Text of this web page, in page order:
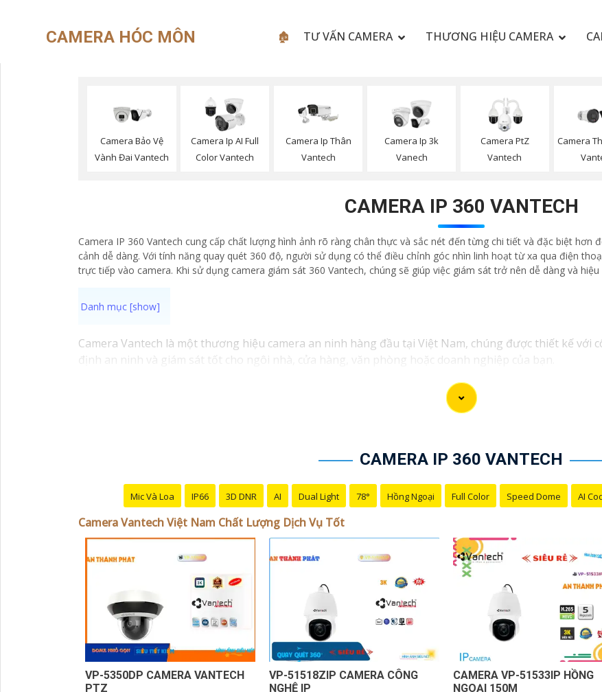
CAMERA HÓC MÔN 🏚 TƯ VẤN CAMERA THƯƠNG HIỆU CAMERA
Camera Bảo Vệ
Vành Đai Vantech
Camera Ip AI Full
Color Vantech
Camera Ip Thân
Vantech
Camera Ip 3k
Vanech
Camera PtZ
Vantech
Camera
CAMERA IP 360 VANTECH
Camera IP 360 Vantech cung cấp chất lượng hình ảnh rõ ràng chân thực và sắc nét đến từng chi tiết và đặc biệt hơn
cảnh dễ dàng. Với tính năng quay quét 360 độ, người sử dụng có thể điều chỉnh góc nhìn linh hoạt từ xa qua điện
trực tiếp vào camera. Khi sử dụng camera giám sát 360 Vantech, chúng sẽ giúp việc giám sát trở nên dễ dàng và hiệu
Camera Vantech là một thương hiệu camera an ninh hàng đầu tại Việt Nam, chúng được thiết kế với
định an ninh và giám sát tốt cho ngôi nhà, cửa hàng, văn phòng hoặc doanh nghiệp của bạn.
thông minh, và nhiều hơn nữa. Các sản phẩm của Vantech được sản xuất theo tiêu chuẩn chất lượng
Điểm mạnh của Camera Vantech là chất lượng dịch vụ tốt và hỗ trợ khách hàng chu đáo. Đội ngũ
CAMERA IP 360 VANTECH
Mic Và Loa IP66 3D DNR AI Dual Light 78° Hồng Ngoại Full Color Speed Dome AI
Camera Vantech Việt Nam Chất Lượng Dịch Vụ Tốt
VP-5350DP CAMERA VANTECH
PTZ
VP-51518ZIP CAMERA CÔNG
NGHỆ IP
CAMERA VP-51533IP HỒNG
NGOẠI 150M